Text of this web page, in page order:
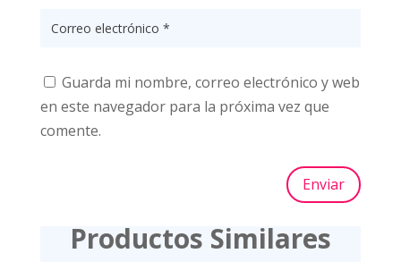
Guarda mi nombre, correo electrónico y web
en este navegador para la próxima vez que
comente.
Enviar
Productos Similares